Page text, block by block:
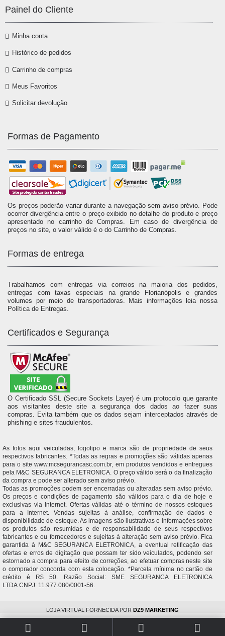
Painel do Cliente
Minha conta
Histórico de pedidos
Carrinho de compras
Meus Favoritos
Solicitar devolução
Formas de Pagamento
Os preços poderão variar durante a navegação sem aviso prévio. Pode
ocorrer divergência entre o preço exibido no detalhe do produto e preço
apresentado no carrinho de Compras. Em caso de divergência de
preços no site, o valor válido é o do Carrinho de Compras.
Formas de entrega
Trabalhamos com entregas via correios na maioria dos pedidos,
entregas com taxas especiais na grande Florianópolis e grandes
volumes por meio de transportadoras. Mais informações leia nossa
Política de Entregas.
Certificados e Segurança
O Certificado SSL (Secure Sockets Layer) é um protocolo que garante
aos visitantes deste site a segurança dos dados ao fazer suas
compras. Evita também que os dados sejam interceptados através de
phishing e sites fraudulentos.
As fotos aqui veiculadas, logotipo e marca são de propriedade de seus
respectivos fabricantes. *Todas as regras e promoções são válidas apenas
para o site www.mcsegurancasc.com.br, em produtos vendidos e entregues
pela M&C SEGURANCA ELETRONICA. O preço válido será o da finalização
da compra e pode ser alterado sem aviso prévio.
Todas as promoções podem ser encerradas ou alteradas sem aviso prévio.
Os preços e condições de pagamento são válidos para o dia de hoje e
exclusivas via Internet. Ofertas válidas até o término de nossos estoques
para a Internet. Vendas sujeitas à análise, confirmação de dados e
disponibilidade de estoque. As imagens são ilustrativas e informações sobre
os produtos são resumidas e de responsabilidade de seus respectivos
fabricantes e ou fornecedores e sujeitas à alteração sem aviso prévio. Fica
garantida à M&C SEGURANCA ELETRONICA, a eventual retificação das
ofertas e erros de digitação que possam ter sido veiculados, podendo ser
estornado a compra para efeito de correções, ao efetuar compras neste site
o comprador concorda com esta colocação. *Parcela mínima no cartão de
crédito é R$ 50. Razão Social: SME SEGURANCA ELETRONICA
LTDA CNPJ: 11.977.080/0001-56.
LOJA VIRTUAL FORNECIDA POR DZ9 MARKETING